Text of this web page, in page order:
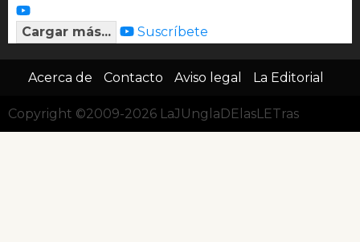
Cargar más... Suscríbete
Acerca de Contacto Aviso legal La Editorial
Copyright ©2009-2026 LaJUnglaDElasLETras